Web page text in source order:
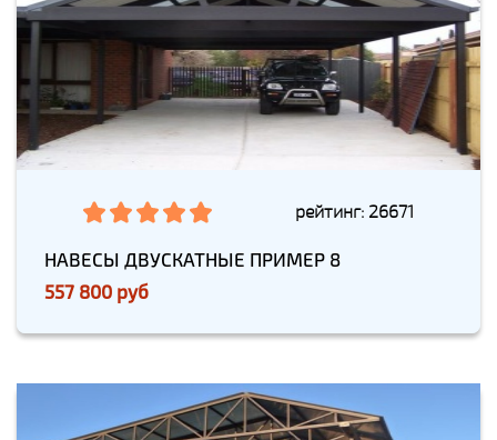
рейтинг: 26671
НАВЕСЫ ДВУСКАТНЫЕ ПРИМЕР 8
557 800 руб